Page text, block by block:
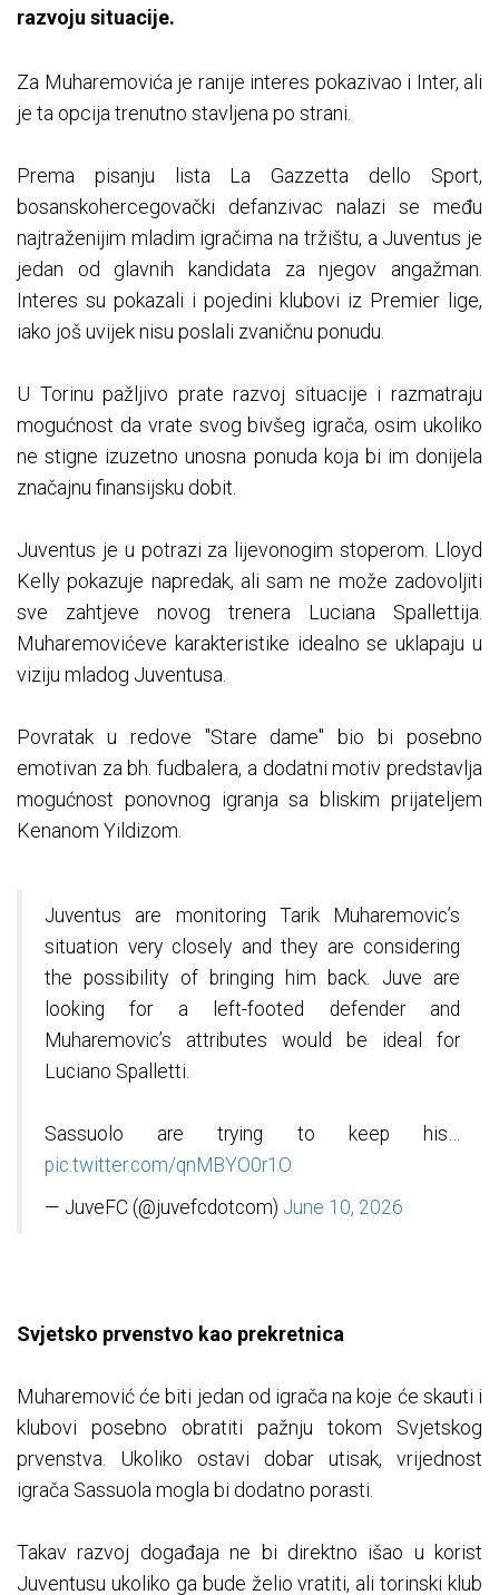
razvoju situacije.
Za Muharemovića je ranije interes pokazivao i Inter, ali
je ta opcija trenutno stavljena po strani.
Prema pisanju lista La Gazzetta dello Sport,
bosanskohercegovački defanzivac nalazi se među
najtraženijim mladim igračima na tržištu, a Juventus je
jedan od glavnih kandidata za njegov angažman.
Interes su pokazali i pojedini klubovi iz Premier lige,
iako još uvijek nisu poslali zvaničnu ponudu.
U Torinu pažljivo prate razvoj situacije i razmatraju
mogućnost da vrate svog bivšeg igrača, osim ukoliko
ne stigne izuzetno unosna ponuda koja bi im donijela
značajnu finansijsku dobit.
Juventus je u potrazi za lijevonogim stoperom. Lloyd
Kelly pokazuje napredak, ali sam ne može zadovoljiti
sve zahtjeve novog trenera Luciana Spallettija.
Muharemovićeve karakteristike idealno se uklapaju u
viziju mladog Juventusa.
Povratak u redove "Stare dame" bio bi posebno
emotivan za bh. fudbalera, a dodatni motiv predstavlja
mogućnost ponovnog igranja sa bliskim prijateljem
Kenanom Yildizom.
Juventus are monitoring Tarik Muharemovic’s
situation very closely and they are considering
the possibility of bringing him back. Juve are
looking for a left-footed defender and
Muharemovic’s attributes would be ideal for
Luciano Spalletti.
Sassuolo are trying to keep his…
pic.twitter.com/qnMBYO0r1O
— JuveFC (@juvefcdotcom) June 10, 2026
Svjetsko prvenstvo kao prekretnica
Muharemović će biti jedan od igrača na koje će skauti i
klubovi posebno obratiti pažnju tokom Svjetskog
prvenstva. Ukoliko ostavi dobar utisak, vrijednost
igrača Sassuola mogla bi dodatno porasti.
Takav razvoj događaja ne bi direktno išao u korist
Juventusu ukoliko ga bude želio vratiti, ali torinski klub